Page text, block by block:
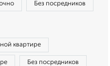
Без посредников
квартире
Без посредников